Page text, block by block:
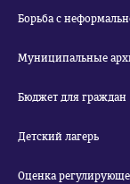
Борьба с
Муниципальные
Бюджет для граждан
Детский лагерь
Оценка